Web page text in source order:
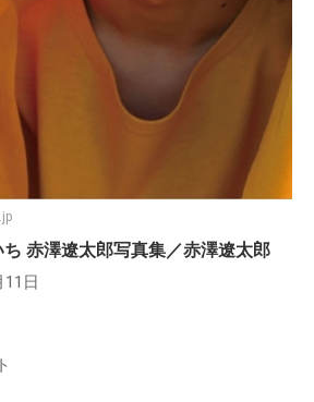
赤澤遼太郎写真集／赤澤遼太郎
日